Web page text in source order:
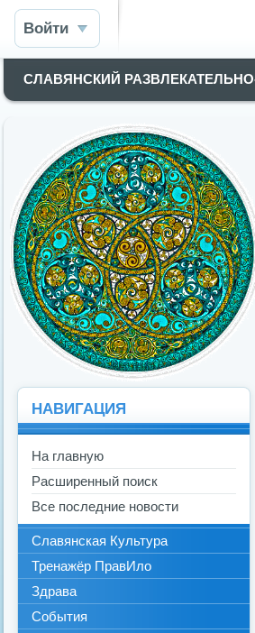
Войти
СЛАВЯНСКИЙ
НАВИГАЦИЯ
На главную
Расширенный поиск
Все последние новости
Славянская Культура
Тренажёр ПравИло
Здрава
События